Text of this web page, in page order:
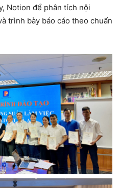
Notion để phân tích nội
trình bày báo cáo theo chuẩn